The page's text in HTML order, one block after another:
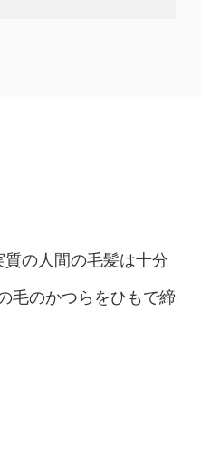
の人間の毛髪は十分
毛のかつらをひもで締